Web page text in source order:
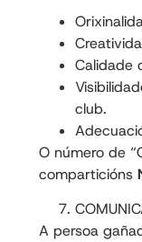
Calidade
club.
O número de
comparticións
A persoa